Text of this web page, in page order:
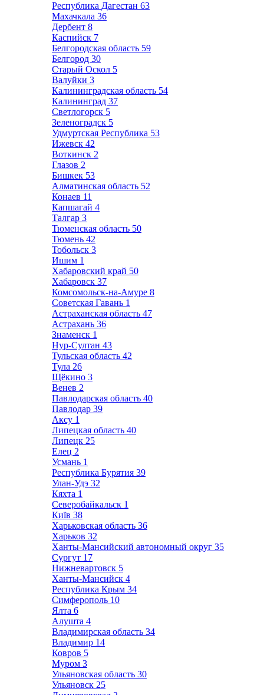
Республика Дагестан 63
Махачкала 36
Дербент 8
Каспийск 7
Белгородская область 59
Белгород 30
Старый Оскол 5
Валуйки 3
Калининградская область 54
Калининград 37
Светлогорск 5
Зеленоградск 5
Удмуртская Республика 53
Ижевск 42
Воткинск 2
Глазов 2
Бишкек 53
Алматинская область 52
Конаев 11
Капшагай 4
Талгар 3
Тюменская область 50
Тюмень 42
Тобольск 3
Ишим 1
Хабаровский край 50
Хабаровск 37
Комсомольск-на-Амуре 8
Советская Гавань 1
Астраханская область 47
Астрахань 36
Знаменск 1
Нур-Султан 43
Тульская область 42
Тула 26
Щёкино 3
Венев 2
Павлодарская область 40
Павлодар 39
Аксу 1
Липецкая область 40
Липецк 25
Елец 2
Усмань 1
Республика Бурятия 39
Улан-Удэ 32
Кяхта 1
Северобайкальск 1
Київ 38
Харьковская область 36
Харьков 32
Ханты-Мансийский автономный округ 35
Сургут 17
Нижневартовск 5
Ханты-Мансийск 4
Республика Крым 34
Симферополь 10
Ялта 6
Алушта 4
Владимирская область 34
Владимир 14
Ковров 5
Муром 3
Ульяновская область 30
Ульяновск 25